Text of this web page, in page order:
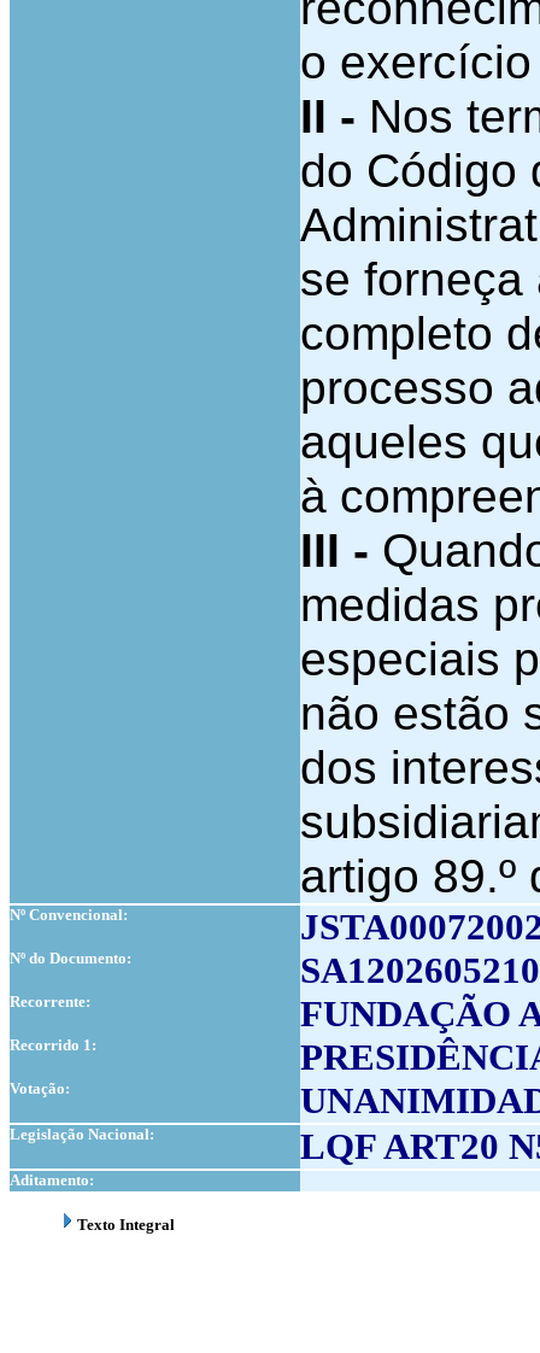
o
II - Nos
do Código
se forneça
completo
processo
aqueles
à
III -
medidas
especiais
não estão
dos
artigo 89.º
Nº Convencional:
Nº do Documento:
Recorrente: FUNDAÇÃO
Recorrido 1:
Votação:
Legislação Nacional: LQF ART20
Aditamento:
Texto Integral